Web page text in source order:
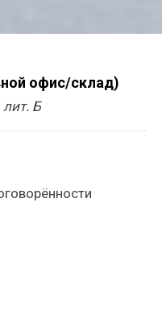
офис/склад)
лит. Б